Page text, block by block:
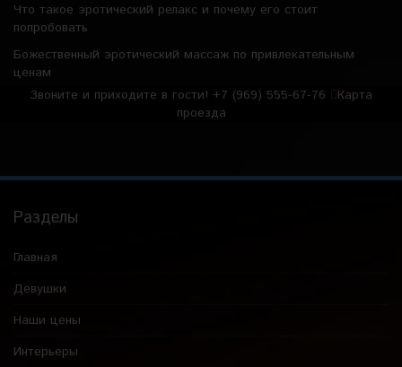
Что такое эротический релакс и почему его стоит
попробовать
Божественный эротический массаж по привлекательным
ценам
Звоните и приходите в гости! +7 (969) 555-67-76
Карта
проезда
Разделы
Главная
Девушки
Наши цены
Интерьеры